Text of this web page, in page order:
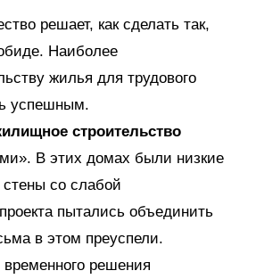
решает, как сделать так,
Наиболее
жилья для трудового
успешным.
строительство
В этих домах были низкие
со слабой
пытались объединить
в этом преуспели.
решения